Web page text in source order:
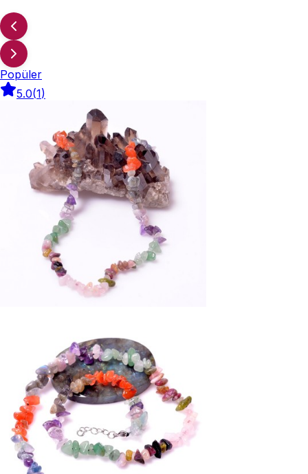
Popüler
5.0(1)